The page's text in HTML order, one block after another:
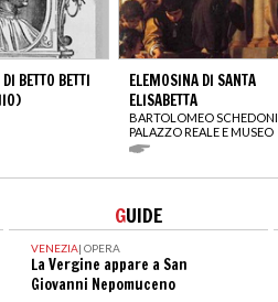
BETTO BETTI
ELEMOSINA DI SANTA
ELISABETTA
BARTOLOMEO SCHEDONI
PALAZZO REALE E MUSEO
GUIDE
VENEZIA| OPERA
La Vergine appare a San
Giovanni Nepomuceno